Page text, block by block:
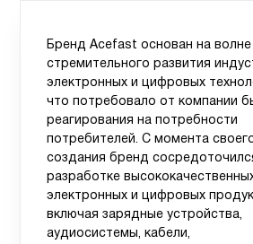
Бренд Acefast основан на волне
стремительного развития
электронных и цифровых
что потребовало от компании
реагирования на потребности
потребителей. С момента
создания бренд
разработке
электронных и цифровых
включая зарядные устройства,
аудиосистемы, кабели,